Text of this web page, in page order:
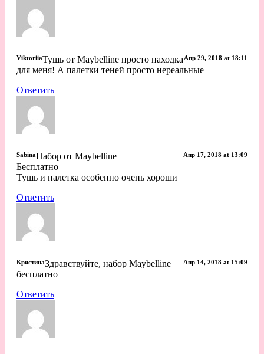
Viktoriia Апр 29, 2018 at 18:11
Тушь от Maybelline просто находка
для меня! А палетки теней просто нереальные
Ответить
Sabina Апр 17, 2018 at 13:09
Набор от Maybelline
Бесплатно
Тушь и палетка особенно очень хороши
Ответить
Кристина Апр 14, 2018 at 15:09
Здравствуйте, набор Maybelline
бесплатно
Ответить